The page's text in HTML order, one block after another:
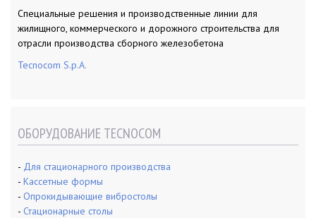
Специальные решения и производственные линии для
жилищного, коммерческого и дорожного строительства для
отрасли производства сборного железобетона
Tecnocom S.p.A.
ОБОРУДОВАНИЕ TECNOCOM
- Для стационарного производства
- Кассетные формы
- Опрокидывающие вибростолы
- Стационарные столы